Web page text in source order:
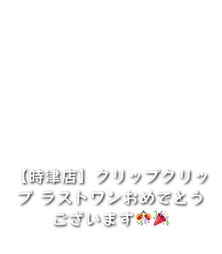
【時津店】クリップクリッ
プ ラストワンおめでとう
ございます